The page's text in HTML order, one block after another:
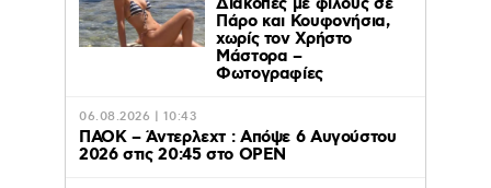
Πάρο και Κουφονήσια,
χωρίς τον Χρήστο
Μάστορα –
Φωτογραφίες
06.08.2026 | 10:43
ΠΑΟΚ – Άντερλεχτ : Απόψε 6 Αυγούστου
2026 στις 20:45 στο ΟΡΕΝ